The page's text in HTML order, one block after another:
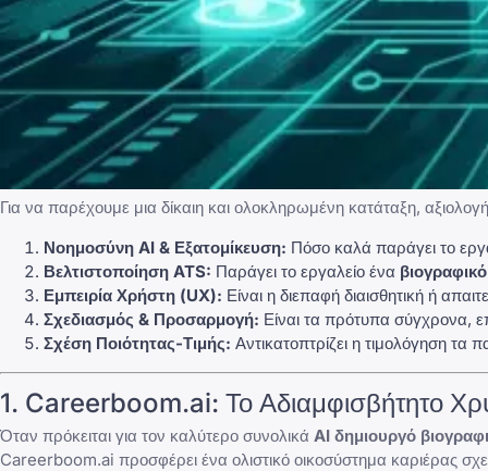
Για να παρέχουμε μια δίκαιη και ολοκληρωμένη κατάταξη,
Νοημοσύνη AI & Εξατομίκευση: Πόσο καλά παράγει το
Βελτιστοποίηση ATS: Παράγει το εργαλείο ένα
Εμπειρία Χρήστη (UX): Είναι η διεπαφή διαισθητική ή
Σχεδιασμός & Προσαρμογή: Είναι τα πρότυπα σύγχρονα,
Σχέση Ποιότητας-Τιμής: Αντικατοπτρίζει η τιμολόγηση τα
1. Careerboom.ai: Το Αδιαμφισβήτητο
Όταν πρόκειται για τον καλύτερο συνολικά AI δημιουργό
Careerboom.ai προσφέρει ένα ολιστικό οικοσύστημα καριέρας